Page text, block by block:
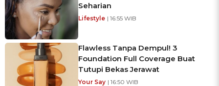
Seharian
Lifestyle | 16:55 WIB
Flawless Tanpa Dempul! 3
Foundation Full Coverage Buat
Tutupi Bekas Jerawat
Your Say | 16:50 WIB